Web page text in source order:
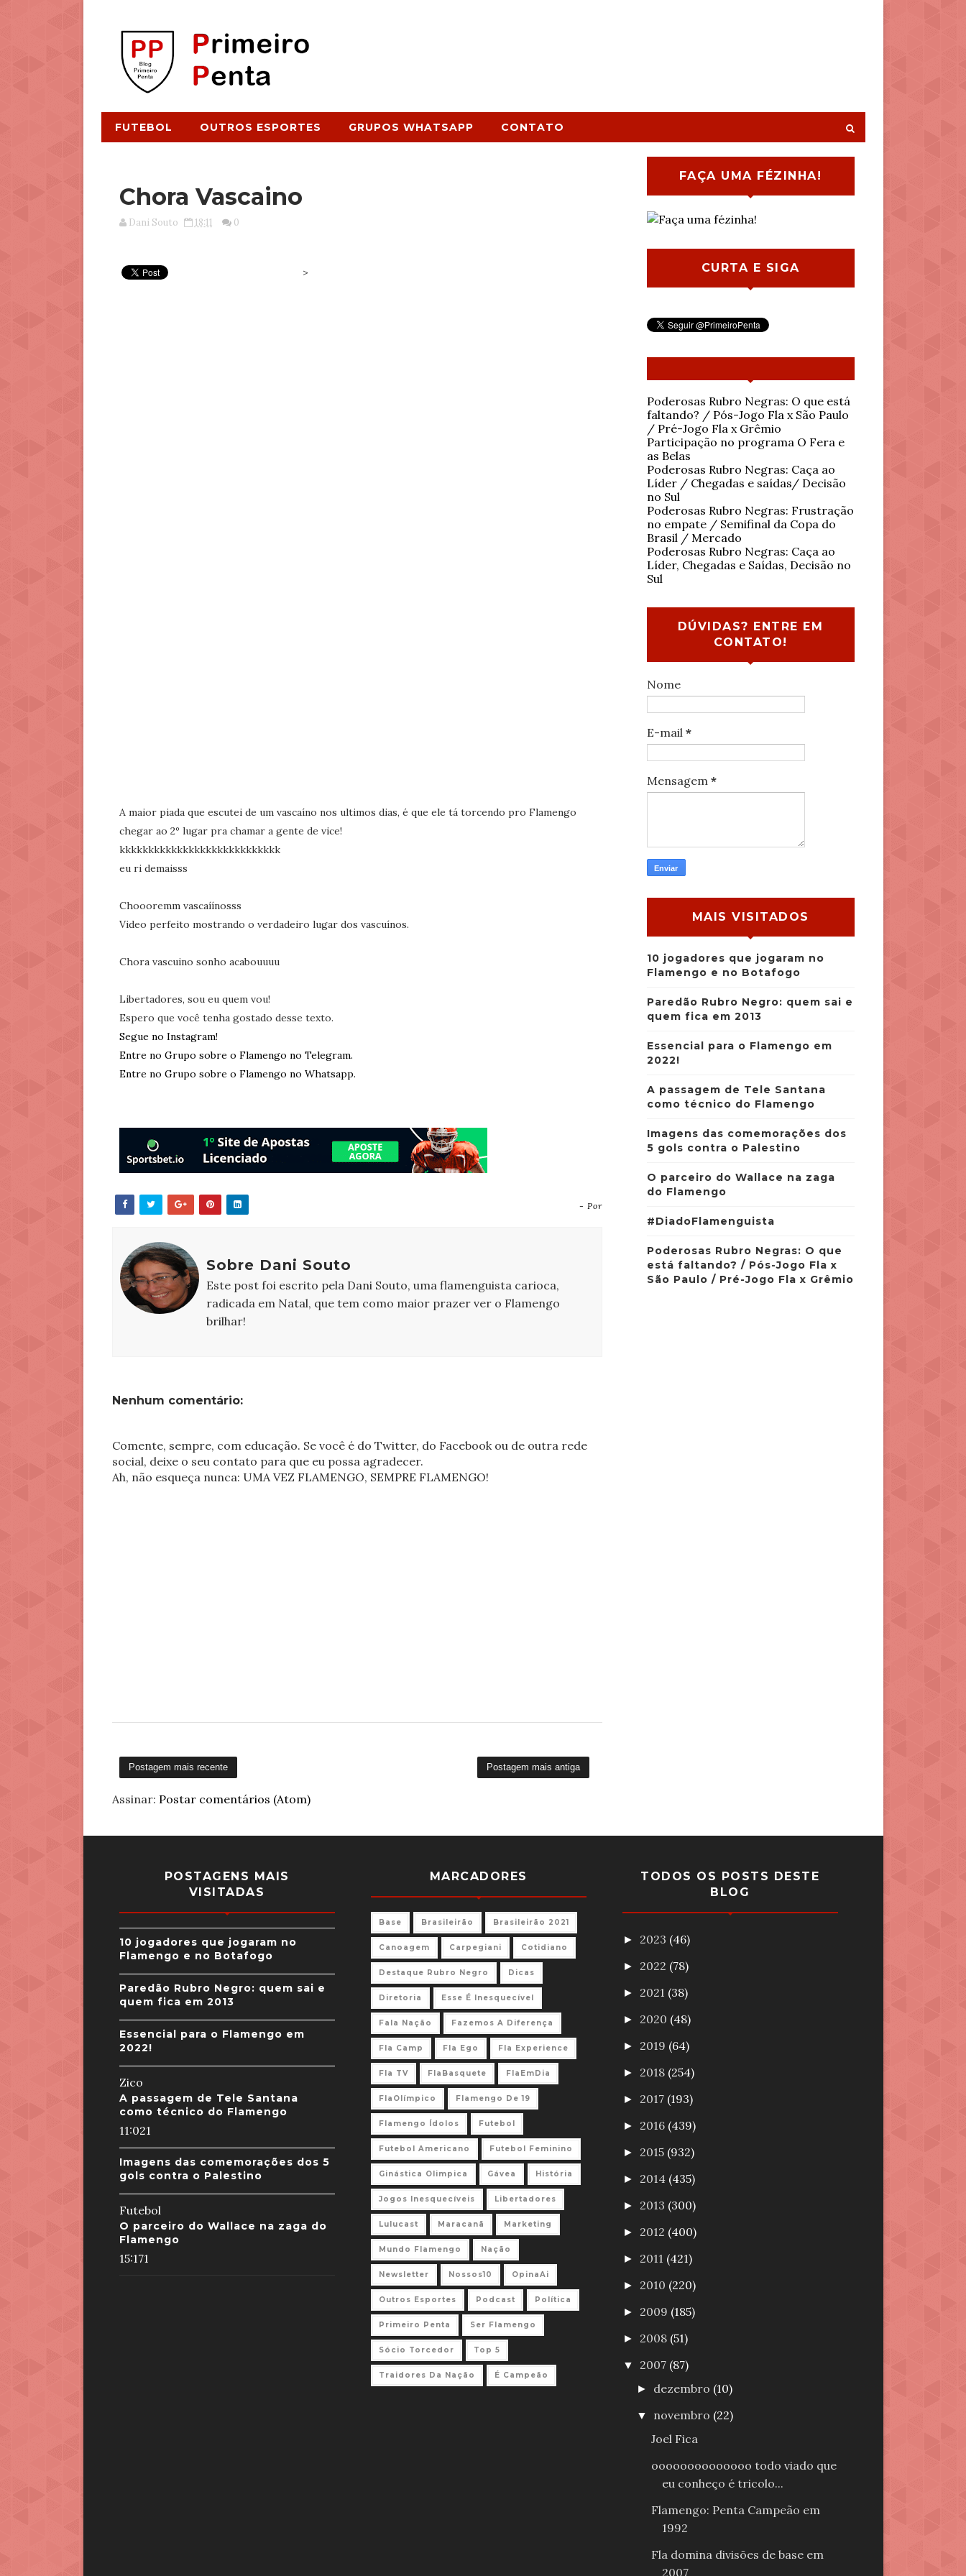
FUTEBOL OUTROS ESPORTES GRUPOS WHATSAPP CONTATO
Chora Vascaino
Dani Souto 18:11 0
>
A maior piada que escutei de um vascaíno nos ultimos dias, é que ele tá torcendo pro Flamengo
chegar ao 2º lugar pra chamar a gente de vice!
kkkkkkkkkkkkkkkkkkkkkkkkkkkk
eu ri demaisss
Choooremm vascaíínosss
Video perfeito mostrando o verdadeiro lugar dos vascuínos.
Chora vascuino sonho acabouuuu
Libertadores, sou eu quem vou!
Espero que você tenha gostado desse texto.
Segue no Instagram!
Entre no Grupo sobre o Flamengo no Telegram.
Entre no Grupo sobre o Flamengo no Whatsapp.
- Por
Sobre Dani Souto
Este post foi escrito pela Dani Souto, uma flamenguista carioca,
radicada em Natal, que tem como maior prazer ver o Flamengo
brilhar!
Nenhum comentário:
Comente, sempre, com educação. Se você é do Twitter, do Facebook ou de outra rede
social, deixe o seu contato para que eu possa agradecer.
Ah, não esqueça nunca: UMA VEZ FLAMENGO, SEMPRE FLAMENGO!
Postagem mais recente Postagem mais antiga
Assinar: Postar comentários (Atom)
FAÇA UMA FÉZINHA!
CURTA E SIGA
Poderosas Rubro Negras: O que está
faltando? / Pós-Jogo Fla x São Paulo
/ Pré-Jogo Fla x Grêmio
Participação no programa O Fera e
as Belas
Poderosas Rubro Negras: Caça ao
Líder / Chegadas e saídas/ Decisão
no Sul
Poderosas Rubro Negras: Frustração
no empate / Semifinal da Copa do
Brasil / Mercado
Poderosas Rubro Negras: Caça ao
Líder, Chegadas e Saídas, Decisão no
Sul
DÚVIDAS? ENTRE EM
CONTATO!
Nome
E-mail *
Mensagem *
MAIS VISITADOS
10 jogadores que jogaram no
Flamengo e no Botafogo
Paredão Rubro Negro: quem sai e
quem fica em 2013
Essencial para o Flamengo em
2022!
A passagem de Tele Santana
como técnico do Flamengo
Imagens das comemorações dos
5 gols contra o Palestino
O parceiro do Wallace na zaga
do Flamengo
#DiadoFlamenguista
Poderosas Rubro Negras: O que
está faltando? / Pós-Jogo Fla x
São Paulo / Pré-Jogo Fla x Grêmio
POSTAGENS MAIS
VISITADAS
10 jogadores que jogaram no
Flamengo e no Botafogo
Paredão Rubro Negro: quem sai e
quem fica em 2013
Essencial para o Flamengo em
2022!
Zico
A passagem de Tele Santana
como técnico do Flamengo
11:021
Imagens das comemorações dos 5
gols contra o Palestino
Futebol
O parceiro do Wallace na zaga do
Flamengo
15:171
MARCADORES
Base Brasileirão Brasileirão 2021
Canoagem Carpegiani Cotidiano
Destaque Rubro Negro Dicas
Diretoria Esse É Inesquecível
Fala Nação Fazemos A Diferença
Fla Camp Fla Ego Fla Experience
Fla TV FlaBasquete FlaEmDia
FlaOlímpico Flamengo De 19
Flamengo Ídolos Futebol
Futebol Americano Futebol Feminino
Ginástica Olimpica Gávea História
Jogos Inesquecíveis Libertadores
Lulucast Maracanã Marketing
Mundo Flamengo Nação
Newsletter Nossos10 OpinaAi
Outros Esportes Podcast Política
Primeiro Penta Ser Flamengo
Sócio Torcedor Top 5
Traidores Da Nação É Campeão
TODOS OS POSTS DESTE
BLOG
► 2023 (46)
► 2022 (78)
► 2021 (38)
► 2020 (48)
► 2019 (64)
► 2018 (254)
► 2017 (193)
► 2016 (439)
► 2015 (932)
► 2014 (435)
► 2013 (300)
► 2012 (400)
► 2011 (421)
► 2010 (220)
► 2009 (185)
► 2008 (51)
▼ 2007 (87)
► dezembro (10)
▼ novembro (22)
Joel Fica
oooooooooooooo todo viado que
eu conheço é tricolo...
Flamengo: Penta Campeão em
1992
Fla domina divisões de base em
2007